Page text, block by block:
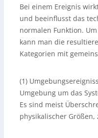
Bei einem Ereignis
und beeinflusst das
normalen Funktion.
kann man die
Kategorien mit
(1)
Umgebung um das
Es sind meist
physikalischer